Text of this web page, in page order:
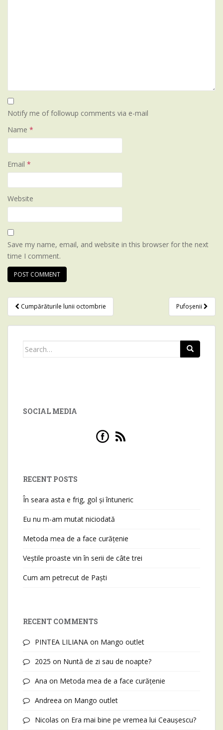
Notify me of followup comments via e-mail
Name *
Email *
Website
Save my name, email, and website in this browser for the next
time I comment.
Post navigation
Cumpărăturile lunii octombrie Pufoșenii
Search for:
SOCIAL MEDIA
RECENT POSTS
În seara asta e frig, gol și întuneric
Eu nu m-am mutat niciodată
Metoda mea de a face curățenie
Veștile proaste vin în serii de câte trei
Cum am petrecut de Paști
RECENT COMMENTS
PINTEA LILIANA on Mango outlet
2025 on Nuntă de zi sau de noapte?
Ana on Metoda mea de a face curățenie
Andreea on Mango outlet
Nicolas on Era mai bine pe vremea lui Ceaușescu?